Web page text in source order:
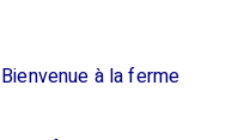
à la ferme